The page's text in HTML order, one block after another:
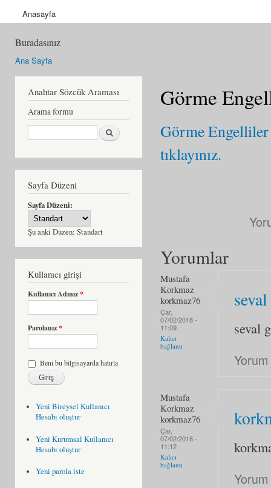
Anasayfa
Buradasınız
Ana Sayfa
Anahtar Sözcük Araması
Arama formu
Ara
Sayfa Düzeni
Sayfa Düzeni:
Şu anki Düzen: Standart
Kullanıcı girişi
Kullanıcı Adınız*
Parolanız*
Beni bu bilgisayarda hatırla
Yeni Bireysel Kullanıcı
Hesabı oluştur
Yeni Kurumsal Kullanıcı
Hesabı oluştur
Yeni parola iste
Görme
Görme
tıklayınız.
Yorumlar
Mustafa
Korkmaz
korkmaz76
Çar,
07/02/2018 -
11:09
Kalıcı
bağlantı
seval
Mustafa
Korkmaz
korkmaz76
Çar,
07/02/2018 -
11:12
Kalıcı
bağlantı